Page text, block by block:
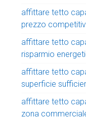
affittare tetto
prezzo
affittare tetto
risparmio
affittare tetto
superficie
affittare tetto
zona